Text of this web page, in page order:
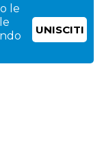
le
UNISCITI